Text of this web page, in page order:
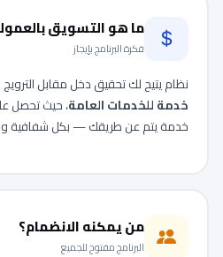
ما هو التسويق
فكرة البرنامج بإيجاز
نظام يتيح لك تحقيق دخل مقابل
خدمة للخدمات العامة، حيث تحصل
خدمة يتم عن طريقك — بكل شفافية
من يمكنه الانضمام؟
البرنامج مفتوح للجميع